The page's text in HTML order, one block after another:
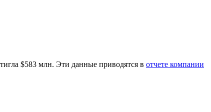
$583 млн. Эти данные приводятся в отчете компании